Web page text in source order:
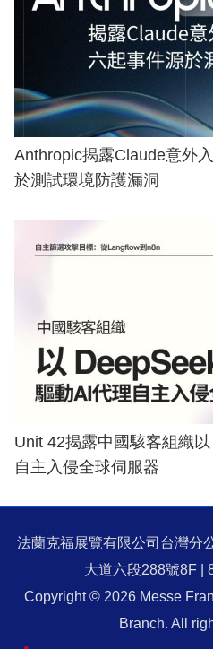
Anthropic揭露Claude意外
於測試環境防護漏洞
Unit 42揭露中國駭客組織
自主入侵全球伺服器
法蘭克福展覽有限公司台灣分
大道六段288號8F |
Copyright © 2026 Messe
Branch. All